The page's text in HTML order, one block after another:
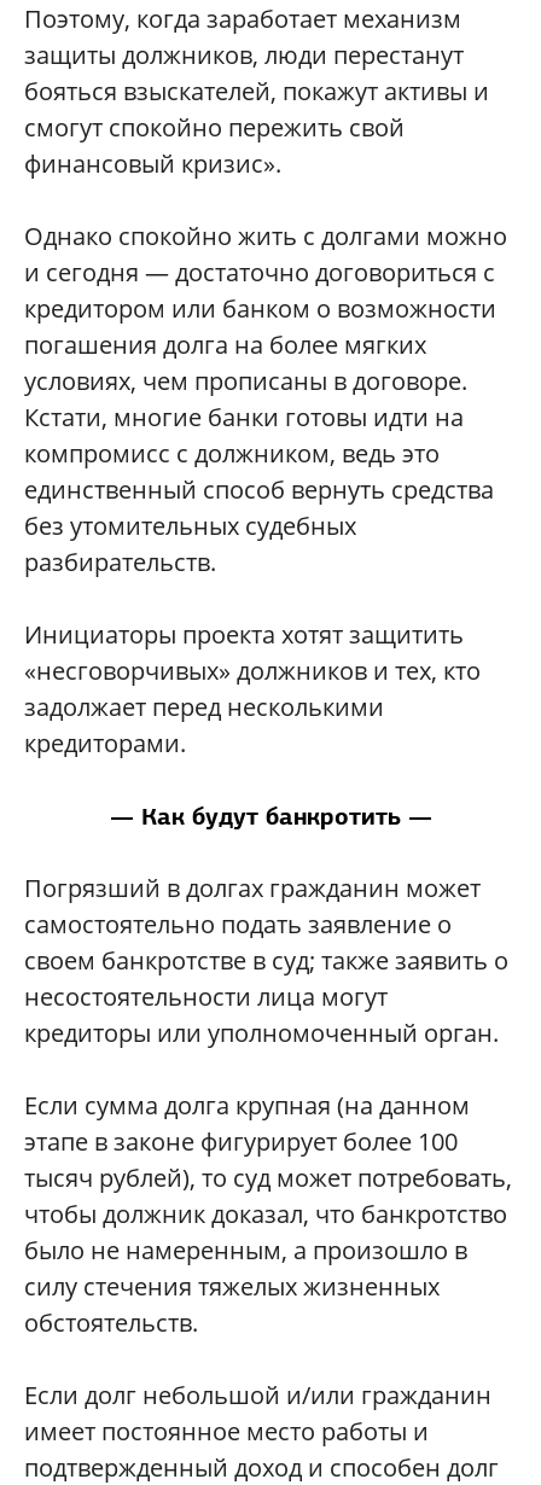
Поэтому, когда заработает механизм
защиты должников, люди перестанут
бояться взыскателей, покажут активы и
смогут спокойно пережить свой
финансовый кризис».
Однако спокойно жить с долгами можно
и сегодня — достаточно договориться с
кредитором или банком о возможности
погашения долга на более мягких
условиях, чем прописаны в договоре.
Кстати, многие банки готовы идти на
компромисс с должником, ведь это
единственный способ вернуть средства
без утомительных судебных
разбирательств.
Инициаторы проекта хотят защитить
«несговорчивых» должников и тех, кто
задолжает перед несколькими
кредиторами.
— Как будут банкротить —
Погрязший в долгах гражданин может
самостоятельно подать заявление о
своем банкротстве в суд; также заявить о
несостоятельности лица могут
кредиторы или уполномоченный орган.
Если сумма долга крупная (на данном
этапе в законе фигурирует более 100
тысяч рублей), то суд может потребовать,
чтобы должник доказал, что банкротство
было не намеренным, а произошло в
силу стечения тяжелых жизненных
обстоятельств.
Если долг небольшой и/или гражданин
имеет постоянное место работы и
подтвержденный доход и способен долг